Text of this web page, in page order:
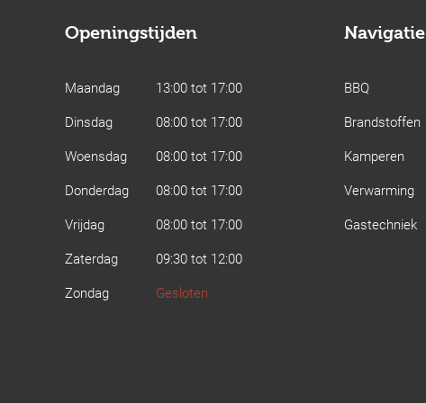
Openingstijden
Maandag
13:00 tot 17:00
Dinsdag
08:00 tot 17:00
Woensdag
08:00 tot 17:00
Donderdag
08:00 tot 17:00
Vrijdag
08:00 tot 17:00
Zaterdag
09:30 tot 12:00
Zondag
Gesloten
Navigatie
BBQ
Brandstoffen
Kamperen
Verwarming
Gastechniek